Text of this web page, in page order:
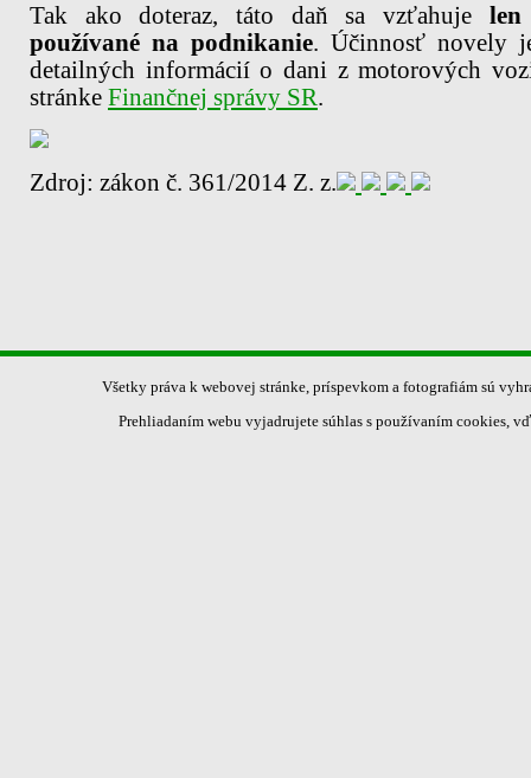
Tak ako doteraz, táto daň sa vzťahuje
používané na podnikanie. Účinnosť novely
detailných informácií o dani z motorových
stránke Finančnej správy SR.
Zdroj: zákon č. 361/2014 Z. z.
Všetky práva k webovej stránke, príspevkom a fotografiám sú
Prehliadaním webu vyjadrujete súhlas s používaním cookies,